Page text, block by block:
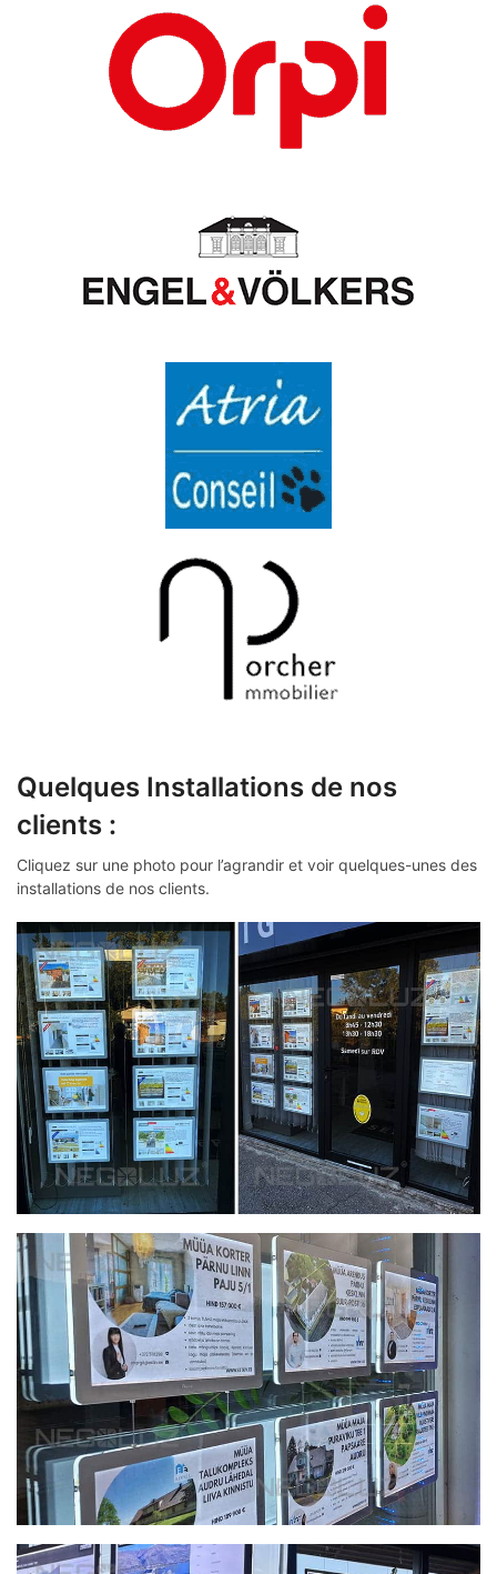
Quelques Installations de nos
clients :
Cliquez sur une photo pour l’agrandir et voir quelques-unes des
installations de nos clients.